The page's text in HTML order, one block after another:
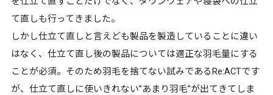
て直しも行ってきました。
しかし仕立て直しと言えども製品を製造していることに違い
はなく、仕立て直し後の製品については適正な羽毛量にする
ことが必須。そのため羽毛を捨てない試みであるRe:ACTです
が、仕立て直しに使いきれない”あまり羽毛”が出てきてしま